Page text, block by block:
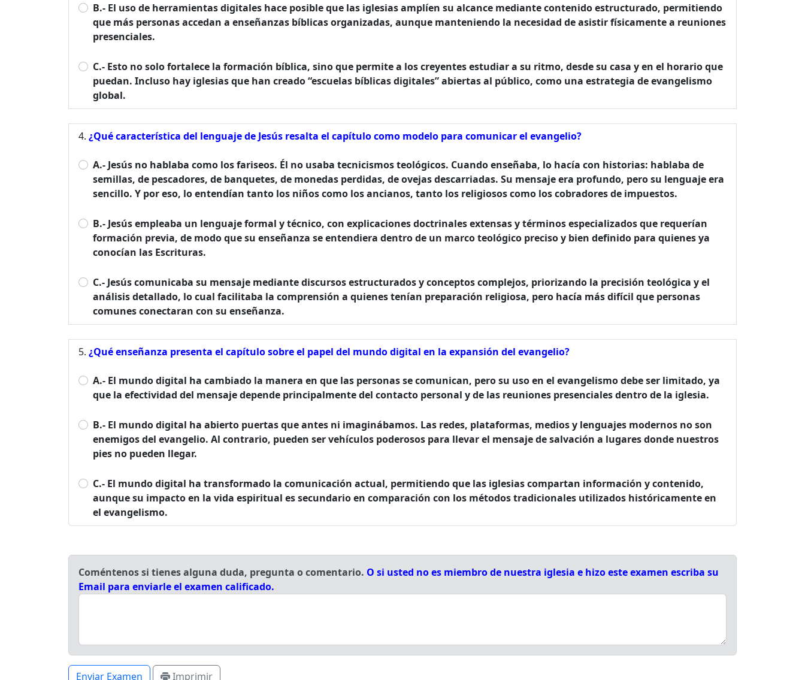
B.- El uso de herramientas digitales hace posible que las iglesias amplíen su alcance mediante contenido estructurado, permitiendo
que más personas accedan a enseñanzas bíblicas organizadas, aunque manteniendo la necesidad de asistir físicamente a reuniones
presenciales.
C.- Esto no solo fortalece la formación bíblica, sino que permite a los creyentes estudiar a su ritmo, desde su casa y en el horario que
puedan. Incluso hay iglesias que han creado “escuelas bíblicas digitales” abiertas al público, como una estrategia de evangelismo
global.
¿Qué característica del lenguaje de Jesús resalta el capítulo como modelo para comunicar el evangelio?
A.- Jesús no hablaba como los fariseos. Él no usaba tecnicismos teológicos. Cuando enseñaba, lo hacía con historias: hablaba de
semillas, de pescadores, de banquetes, de monedas perdidas, de ovejas descarriadas. Su mensaje era profundo, pero su lenguaje era
sencillo. Y por eso, lo entendían tanto los niños como los ancianos, tanto los religiosos como los cobradores de impuestos.
B.- Jesús empleaba un lenguaje formal y técnico, con explicaciones doctrinales extensas y términos especializados que requerían
formación previa, de modo que su enseñanza se entendiera dentro de un marco teológico preciso y bien definido para quienes ya
conocían las Escrituras.
C.- Jesús comunicaba su mensaje mediante discursos estructurados y conceptos complejos, priorizando la precisión teológica y el
análisis detallado, lo cual facilitaba la comprensión a quienes tenían preparación religiosa, pero hacía más difícil que personas
comunes conectaran con su enseñanza.
¿Qué enseñanza presenta el capítulo sobre el papel del mundo digital en la expansión del evangelio?
A.- El mundo digital ha cambiado la manera en que las personas se comunican, pero su uso en el evangelismo debe ser limitado, ya
que la efectividad del mensaje depende principalmente del contacto personal y de las reuniones presenciales dentro de la iglesia.
B.- El mundo digital ha abierto puertas que antes ni imaginábamos. Las redes, plataformas, medios y lenguajes modernos no son
enemigos del evangelio. Al contrario, pueden ser vehículos poderosos para llevar el mensaje de salvación a lugares donde nuestros
pies no pueden llegar.
C.- El mundo digital ha transformado la comunicación actual, permitiendo que las iglesias compartan información y contenido,
aunque su impacto en la vida espiritual es secundario en comparación con los métodos tradicionales utilizados históricamente en
el evangelismo.
Coméntenos si tienes alguna duda, pregunta o comentario. O si usted no es miembro de nuestra iglesia e hizo este examen escriba su
Email para enviarle el examen calificado.
Enviar Examen Imprimir